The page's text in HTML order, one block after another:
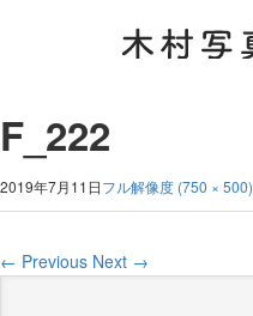
F_222
2019年7月11日フル解像度 (750 × 500)
← Previous Next →